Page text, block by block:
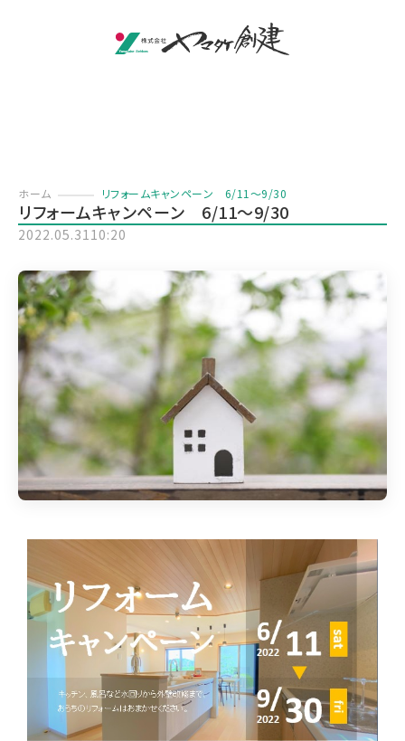
ホーム リフォームキャンペーン 6/11～9/30
リフォームキャンペーン 6/11～9/30
2022.05.3110:20